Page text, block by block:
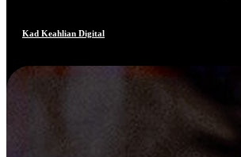
Kad Keahlian Digital